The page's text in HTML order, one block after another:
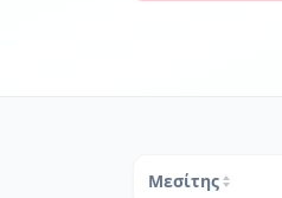
Μεσίτης